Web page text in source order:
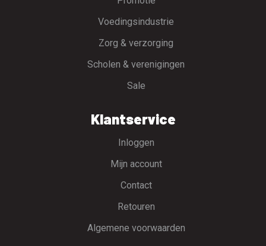
Voedingsindustrie
Zorg & verzorging
Scholen & verenigingen
Sale
Klantservice
Inloggen
Mijn account
Contact
Retouren
Algemene voorwaarden